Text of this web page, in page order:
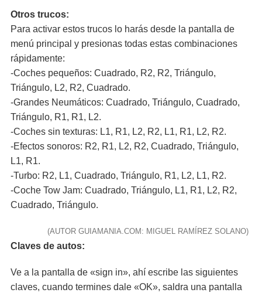
Otros trucos:
Para activar estos trucos lo harás desde la pantalla de
menú principal y presionas todas estas combinaciones
rápidamente:
-Coches pequeños: Cuadrado, R2, R2, Triángulo,
Triángulo, L2, R2, Cuadrado.
-Grandes Neumáticos: Cuadrado, Triángulo, Cuadrado,
Triángulo, R1, R1, L2.
-Coches sin texturas: L1, R1, L2, R2, L1, R1, L2, R2.
-Efectos sonoros: R2, R1, L2, R2, Cuadrado, Triángulo,
L1, R1.
-Turbo: R2, L1, Cuadrado, Triángulo, R1, L2, L1, R2.
-Coche Tow Jam: Cuadrado, Triángulo, L1, R1, L2, R2,
Cuadrado, Triángulo.
(AUTOR GUIAMANIA.COM: MIGUEL RAMÍREZ SOLANO)
Claves de autos:
Ve a la pantalla de «sign in», ahí escribe las siguientes
claves, cuando termines dale «OK», saldra una pantalla